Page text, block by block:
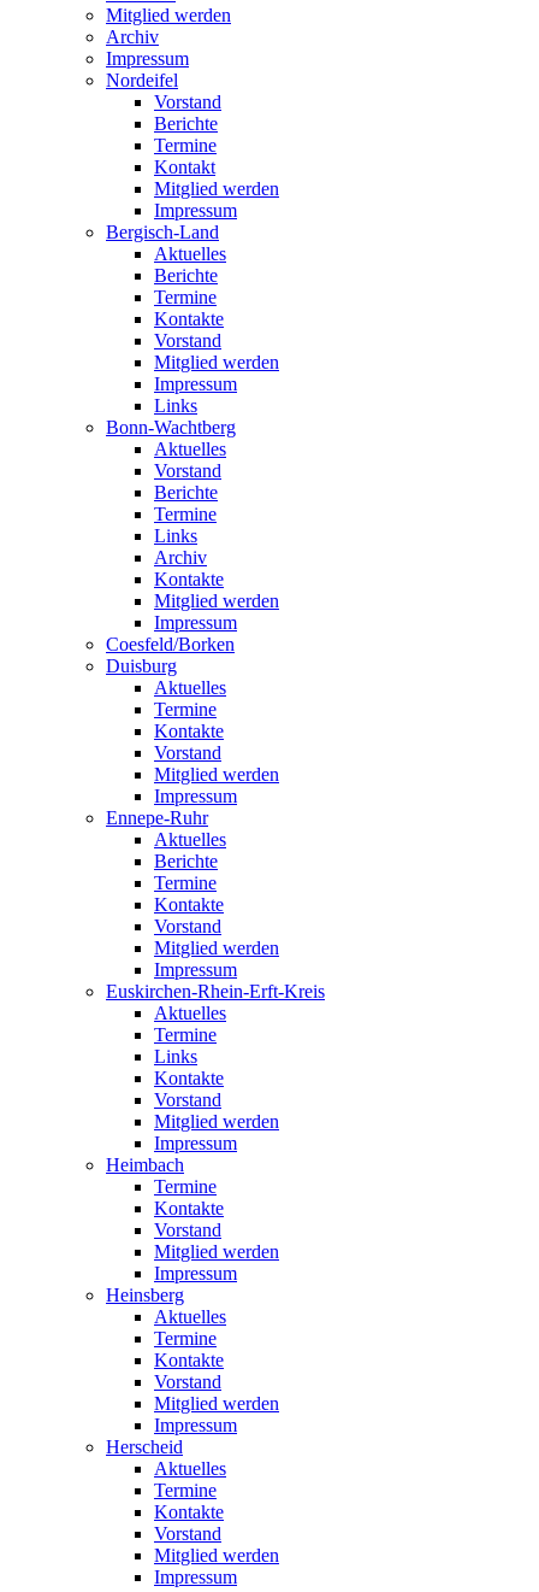
Mitglied werden
Archiv
Impressum
Nordeifel
Vorstand
Berichte
Termine
Kontakt
Mitglied werden
Impressum
Bergisch-Land
Aktuelles
Berichte
Termine
Kontakte
Vorstand
Mitglied werden
Impressum
Links
Bonn-Wachtberg
Aktuelles
Vorstand
Berichte
Termine
Links
Archiv
Kontakte
Mitglied werden
Impressum
Coesfeld/Borken
Duisburg
Aktuelles
Termine
Kontakte
Vorstand
Mitglied werden
Impressum
Ennepe-Ruhr
Aktuelles
Berichte
Termine
Kontakte
Vorstand
Mitglied werden
Impressum
Euskirchen-Rhein-Erft-Kreis
Aktuelles
Termine
Links
Kontakte
Vorstand
Mitglied werden
Impressum
Heimbach
Termine
Kontakte
Vorstand
Mitglied werden
Impressum
Heinsberg
Aktuelles
Termine
Kontakte
Vorstand
Mitglied werden
Impressum
Herscheid
Aktuelles
Termine
Kontakte
Vorstand
Mitglied werden
Impressum